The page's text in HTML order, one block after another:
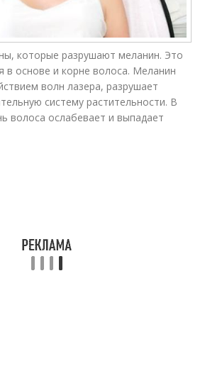
которые разрушают меланин. Это
в основе и корне волоса. Меланин
волн лазера, разрушает
систему растительности. В
волоса ослабевает и выпадает